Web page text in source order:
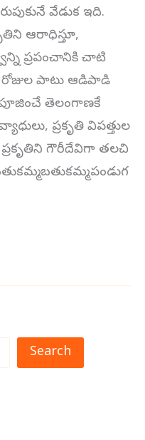
వేడుక ఇది.
ఆరాధిస్తూ,
ప్రపంచానికి చాటి
రోజుల పాటు ఆడిపాడి
పూజించే తెలంగాణకే
ప్రకృతి విపత్తుల
గౌరీదేవిగా తలచి
పండుగ
Search